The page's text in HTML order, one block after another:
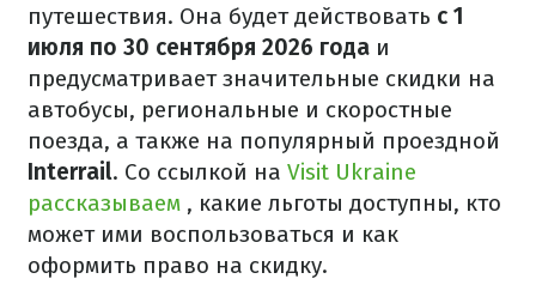
путешествия. Она будет действовать с 1
июля по 30 сентября 2026 года и
предусматривает значительные скидки на
автобусы, региональные и скоростные
поезда, а также на популярный проездной
Interrail. Со ссылкой на Visit Ukraine
рассказываем , какие льготы доступны, кто
может ими воспользоваться и как
оформить право на скидку.